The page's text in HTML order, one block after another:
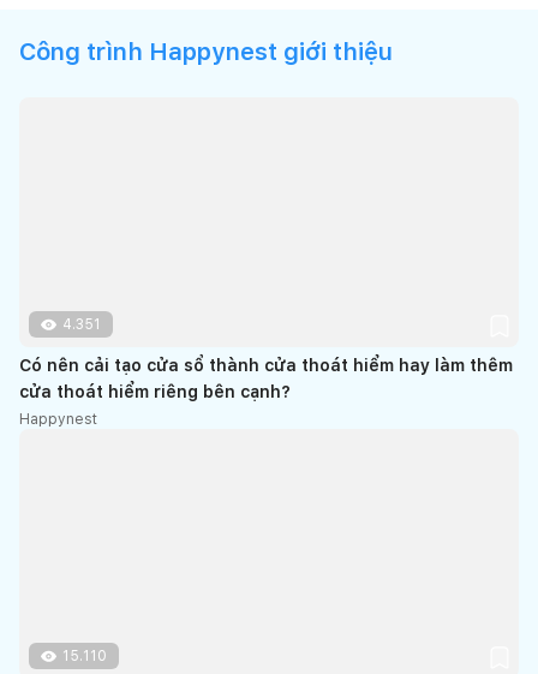
Công trình Happynest giới thiệu
4.351
Có nên cải tạo cửa sổ thành cửa thoát hiểm hay làm thêm
cửa thoát hiểm riêng bên cạnh?
Happynest
15.110